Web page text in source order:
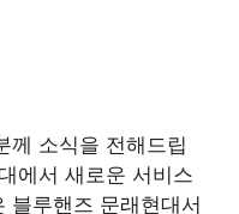
께 소식을 전해드립
에서 새로운 서비스
블루핸즈 문래현대서